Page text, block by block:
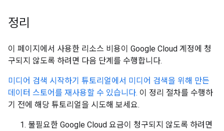
정리
이 페이지에서 사용한 리소스 비용이 Google Cloud 계정에 청
구되지 않도록 하려면 다음 단계를 수행합니다.
미디어 검색 시작하기 튜토리얼에서 미디어 검색을 위해 만든
데이터 스토어를 재사용할 수 있습니다. 이 정리 절차를 수행하
기 전에 해당 튜토리얼을 시도해 보세요.
불필요한 Google Cloud 요금이 청구되지 않도록 하려면